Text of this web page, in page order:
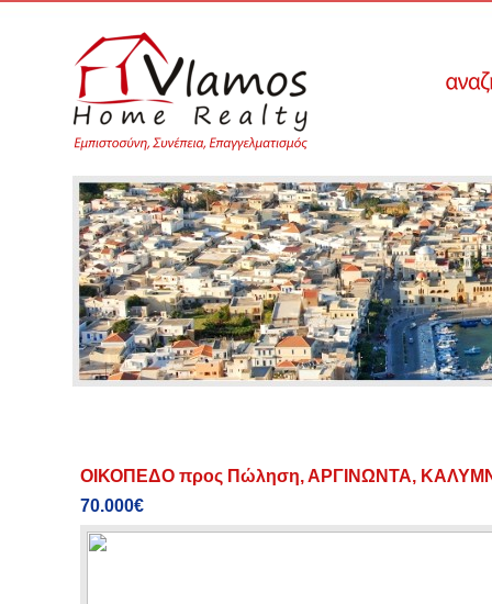
ΟΙΚΟΠΕΔΟ προς Πώληση, ΑΡΓΙΝΩΝΤΑ,
70.000€